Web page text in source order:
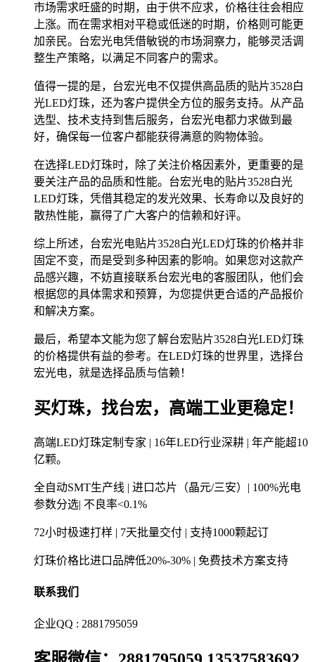
市场需求旺盛的时期，由于供不应求，价格往往会相应
上涨。而在需求相对平稳或低迷的时期，价格则可能更
加亲民。台宏光电凭借敏锐的市场洞察力，能够灵活调
整生产策略，以满足不同客户的需求。
值得一提的是，台宏光电不仅提供高品质的贴片3528白
光LED灯珠，还为客户提供全方位的服务支持。从产品
选型、技术支持到售后服务，台宏光电都力求做到最
好，确保每一位客户都能获得满意的购物体验。
在选择LED灯珠时，除了关注价格因素外，更重要的是
要关注产品的品质和性能。台宏光电的贴片3528白光
LED灯珠，凭借其稳定的发光效果、长寿命以及良好的
散热性能，赢得了广大客户的信赖和好评。
综上所述，台宏光电贴片3528白光LED灯珠的价格并非
固定不变，而是受到多种因素的影响。如果您对这款产
品感兴趣，不妨直接联系台宏光电的客服团队，他们会
根据您的具体需求和预算，为您提供更合适的产品报价
和解决方案。
最后，希望本文能为您了解台宏贴片3528白光LED灯珠
的价格提供有益的参考。在LED灯珠的世界里，选择台
宏光电，就是选择品质与信赖！
买灯珠，找台宏，高端工业更稳定！
高端LED灯珠定制专家 | 16年LED行业深耕 | 年产能超10
亿颗。
全自动SMT生产线 | 进口芯片（晶元/三安）| 100%光电
参数分选| 不良率<0.1%
72小时极速打样 | 7天批量交付 | 支持1000颗起订
灯珠价格比进口品牌低20%-30% | 免费技术方案支持
联系我们
企业QQ : 2881795059